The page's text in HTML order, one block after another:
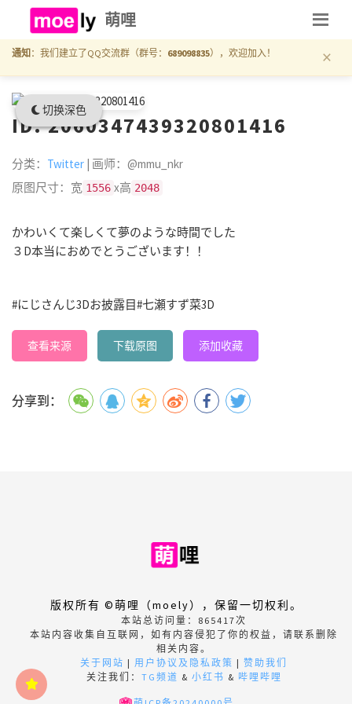
切换深色
萌哩
通知 ：我们建立了QQ交流群（群号： 689098835），欢迎加入！ ×
ID: 2060347439320801416
分类： Twitter | 画师：@mmu_nkr
原图尺寸：宽 1556 x高 2048
かわいくて楽しくて夢のような時間でした
３D本当におめでとうございます！！
#にじさんじ3Dお披露目#七瀬すず菜3D
查看来源 下载原图 添加收藏
分享到：
版权所有 ©萌哩（moely），保留一切权利。
本站总访问量： 865417次
本站内容收集自互联网，如有内容侵犯了你的权益，请联系删除
相关内容。
关于网站 | 用户协议及隐私政策 | 赞助我们
关注我们： TG频道 & 小红书 & 哔哩哔哩